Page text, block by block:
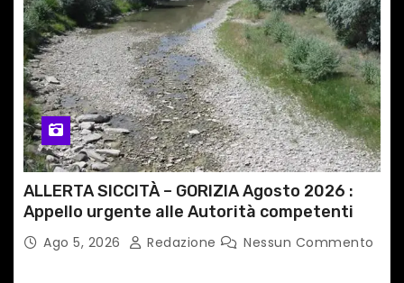
ALLERTA SICCITÀ – GORIZIA Agosto 2026 :
Appello urgente alle Autorità competenti
Ago 5, 2026 Redazione Nessun Commento